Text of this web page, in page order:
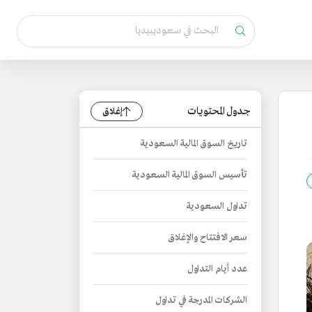
جدول المحتويات إغلاق
تاريخ السوق المالية السعودية
تأسيس السوق المالية السعودية
تداول السعودية
سعر الافتتاح والإغلاق
عدد أيام التداول
الشركات المدرجة في تداول